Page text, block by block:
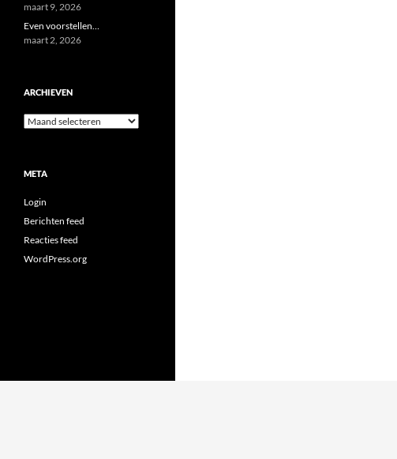
maart 9, 2026
Even voorstellen…
maart 2, 2026
ARCHIEVEN
Archieven
META
Login
Berichten feed
Reacties feed
WordPress.org